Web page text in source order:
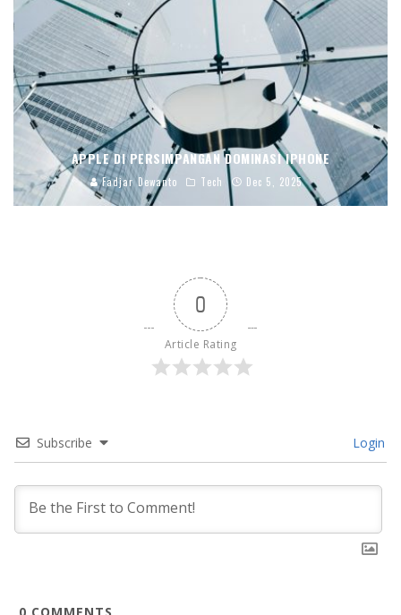
APPLE DI PERSIMPANGAN DOMINASI IPHONE
Fadjar Dewanto Tech Dec 5, 2025
0
Article Rating
Subscribe Login